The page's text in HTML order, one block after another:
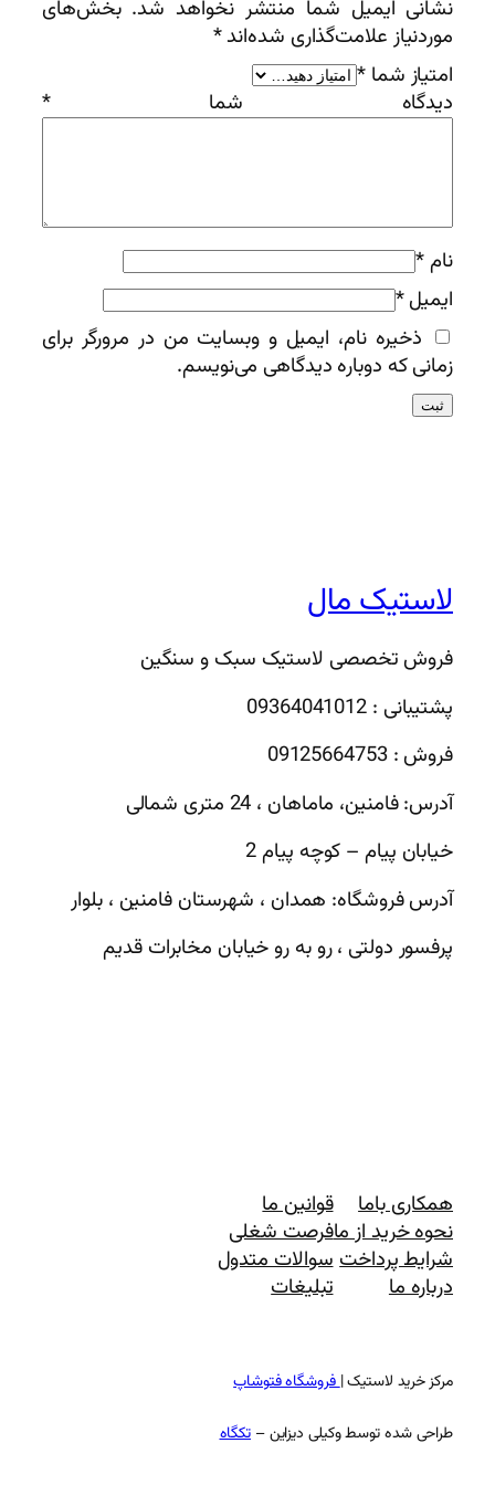
نشانی ایمیل شما منتشر نخواهد شد. بخش‌های
موردنیاز علامت‌گذاری شده‌اند*
امتیاز شما *
دیدگاه شما*
نام*
ایمیل*
ذخیره نام، ایمیل و وبسایت من در مرورگر برای
زمانی که دوباره دیدگاهی می‌نویسم.
لاستیک مال
فروش تخصصی لاستیک سبک و سنگین
پشتیبانی : 09364041012
فروش : 09125664753
آدرس: فامنین، ماماهان ، 24 متری شمالی
خیابان پیام – کوچه پیام 2
آدرس فروشگاه: همدان ، شهرستان فامنین ، بلوار
پرفسور دولتی ، رو به رو خیابان مخابرات قدیم
همکاری باما
نحوه خرید از ما
شرایط پرداخت
درباره ما
قوانین ما
فرصت شغلی
سوالات متدول
تبلیغات
مرکز خرید لاستیک |فروشگاه فتوشاپ
طراحی شده توسط وکیلی دیزاین – تکگاه